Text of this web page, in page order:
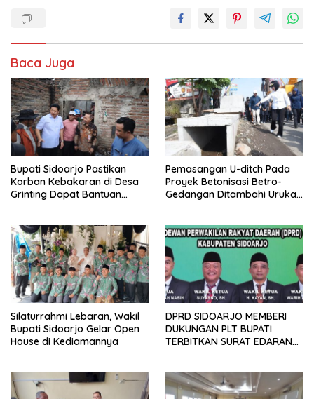
Baca Juga
Bupati Sidoarjo Pastikan
Korban Kebakaran di Desa
Grinting Dapat Bantuan
Pemasangan U-ditch Pada
Proyek Betonisasi Betro-
Gedangan Ditambahi Urukan
Silaturrahmi Lebaran, Wakil
Bupati Sidoarjo Gelar Open
House di Kediamannya
DPRD SIDOARJO MEMBERI
DUKUNGAN PLT BUPATI
TERBITKAN SURAT EDARAN
TK, PAUD, SD, SMP/MTS
KELUAR KOTA